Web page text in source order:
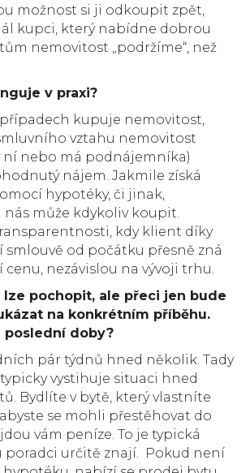
možnost si ji odkoupit zpět,
kupci, který nabídne dobrou
nemovitost „podržíme“, než
v praxi?
případech kupuje nemovitost,
vztahu nemovitost
ní nebo má podnájemníka)
nájem. Jakmile získá
hypotéky, či jinak,
může kdykoliv koupit.
kdy klient díky
od počátku přesně zná
nezávislou na vývoji trhu.
lze pochopit, ale přeci jen bude
na konkrétním příběhu.
poslední doby?
pár týdnů hned několik. Tady
vystihuje situaci hned
Bydlíte v bytě, který vlastníte
se mohli přestěhovat do
vám peníze. To je typická
poradci určitě znají. Pokud není